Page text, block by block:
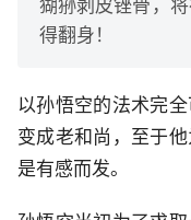
猢狲剥皮锉骨，
得翻身！
以孙悟空的法术完
变成老和尚，至于
是有感而发。